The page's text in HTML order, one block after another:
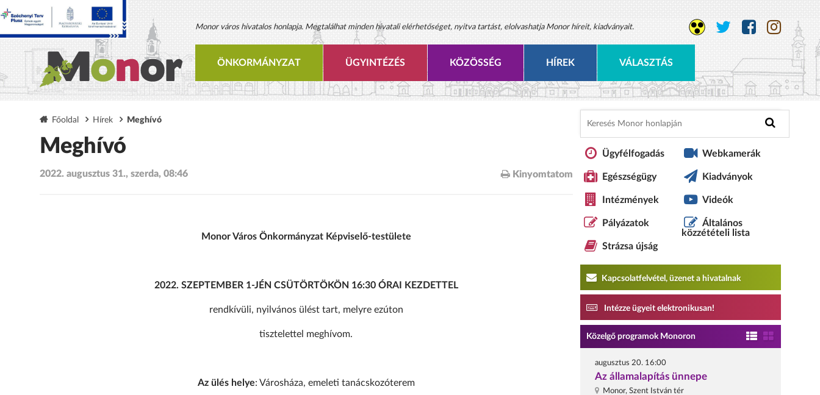
Monor város hivatalos honlapja. Megtalálhat minden hivatali elérhetőséget, nyitva tartást, elolvashatja Monor híreit, kiadványait.
ÖNKORMÁNYZAT ÜGYINTÉZÉS KÖZÖSSÉG HÍREK VÁLASZTÁS
Főoldal Hírek Meghívó
Meghívó
2022. augusztus 31., szerda, 08:46 Kinyomtatom
Monor Város Önkormányzat Képviselő-testülete
2022. SZEPTEMBER 1-JÉN CSÜTÖRTÖKÖN 16:30 ÓRAI KEZDETTEL
rendkívüli, nyilvános ülést tart, melyre ezúton
tisztelettel meghívom.
Az ülés helye: Városháza, emeleti tanácskozóterem
Ügyfélfogadás
Egészségügy
Intézmények
Pályázatok
Strázsa újság
Webkamerák
Kiadványok
Videók
Általános
közzétételi lista
Kapcsolatfelvétel, üzenet a hivatalnak
Intézze ügyeit elektronikusan!
Közelgő programok Monoron
augusztus 20. 16:00
Az államalapítás ünnepe
Monor, Szent István tér